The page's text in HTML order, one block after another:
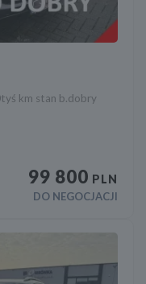
km stan b.dobry
99 800 PLN
DO NEGOCJACJI